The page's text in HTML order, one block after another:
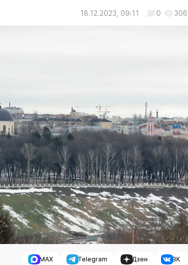
18.12.2023, 09:11 0
MAX Telegram Дзен ВК